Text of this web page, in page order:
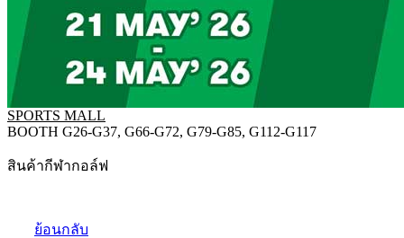
SPORTS MALL
BOOTH G26-G37, G66-G72, G79-G85, G112-G117
สินค้ากีฬากอล์ฟ
ย้อนกลับ